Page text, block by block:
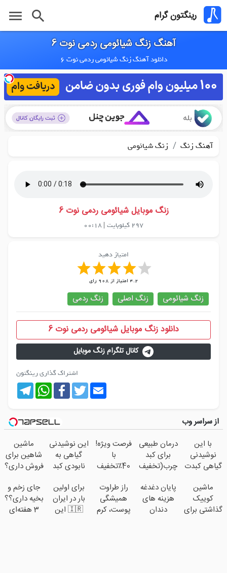
رینگتون گرام search
menu
آهنگ زنگ شیائومی ردمی نوت 6
دانلود آهنگ زنگ شیائومی ردمی نوت 6
آهنگ زنگ / زنگ شیائومی
زنگ موبایل شیائومی ردمی نوت 6
297 کیلوبایت |
00:18
امتیاز دهید
4.2 امتیاز از 908 رای
زنگ شیائومی زنگ اصلی زنگ ردمی
دانلود زنگ موبایل شیائومی ردمی نوت 6
کانال تلگرام زنگ موبایل
اشتراک گذاری رینگتون
Telegram
WhatsAppFacebookTwitterEmail
از سراسر وب
با این
نوشیدنی
گیاهی کبدت
پرقدرته55%تخفیف
درمان طبیعی
برای کبد
چرب(تخفیف
فرصت ویژه!
با
40٪تخفیف
حد
کامپوزیت
سفید کن
این نوشیدنی
گیاهی به
نابودی کبد
میکنه
ماشین
شاهین برای
فروش داری؟
راحت
بفروش
ماشین
کوییک
گذاشتی برای
پایان دغدغه
هزینه های
دندان
راز طراوت
همیشگی
پوست، کرم
برای اولین
بار در ایران
🇮🇷 این
جای زخم و
بخیه داری؟؟
3 هفته‌ای